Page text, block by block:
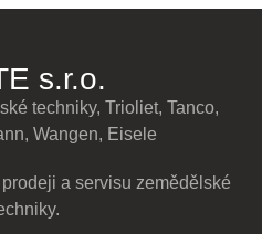
s.r.o.
techniky, Trioliet, Tanco,
Wangen, Eisele
a servisu zemědělské